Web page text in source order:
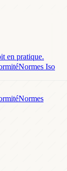
en pratique.
Normes Iso
Normes